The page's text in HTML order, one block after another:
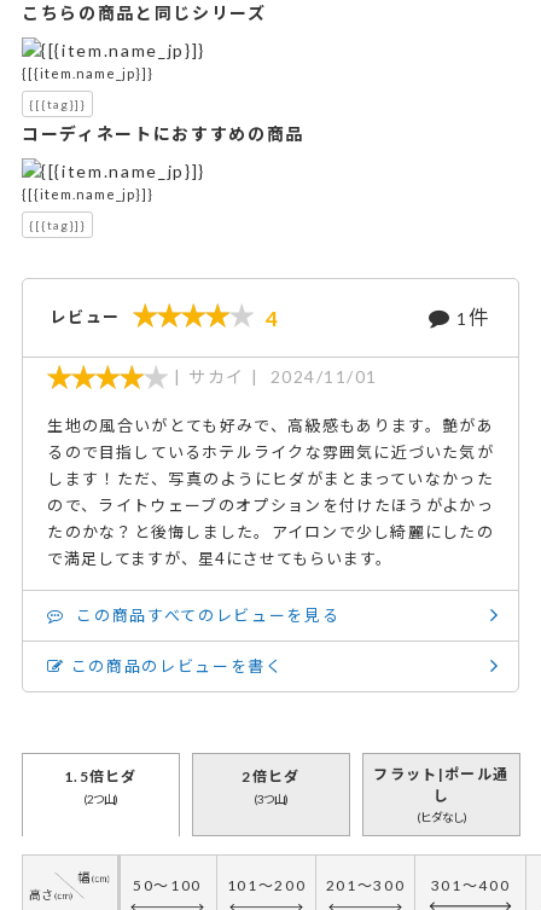
こちらの商品と同じシリーズ
{[{item.name_jp}]}
{[{tag}]}
コーディネートにおすすめの商品
{[{item.name_jp}]}
{[{tag}]}
レビュー 4 1 件
サカイ 2024/11/01
生地の風合いがとても好みで、高級感もあります。艶があ
るので目指しているホテルライクな雰囲気に近づいた気が
します！ただ、写真のようにヒダがまとまっていなかった
ので、ライトウェーブのオプションを付けたほうがよかっ
たのかな？と後悔しました。アイロンで少し綺麗にしたの
で満足してますが、星4にさせてもらいます。
この商品すべてのレビューを見る
この商品のレビューを書く
1.5倍ヒダ
(2つ山)
50～100 101～200 201～300 301～400
2倍ヒダ
(3つ山)
フラット|ポール通
し
(ヒダなし)